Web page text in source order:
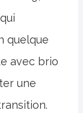
quelque
avec brio
une